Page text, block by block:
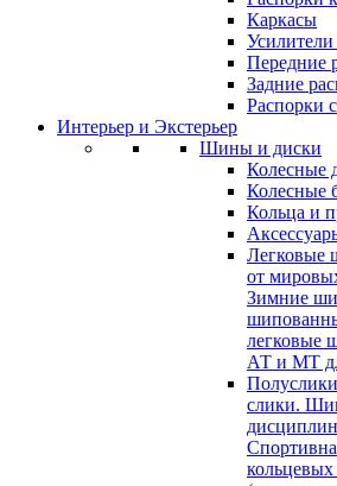
Каркасы
Усилители
Передние
Задние
Распорки
Интерьер и Экстерьер
Шины и диски
Колесные
Колесные
Кольца и
Легковые
от
Зимние
легковые
АТ и МТ
слики.
кольцевых